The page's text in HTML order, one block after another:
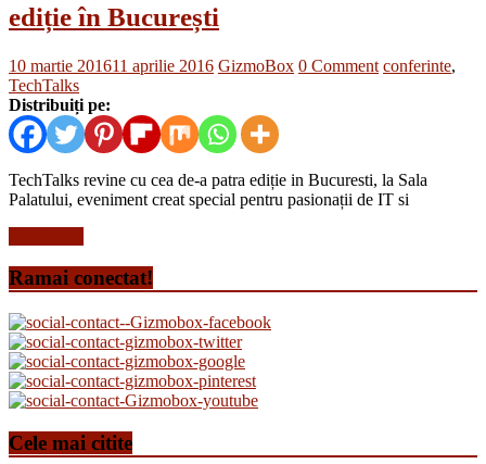
ediție în București
10 martie 201611 aprilie 2016 GizmoBox 0 Comment conferinte,
TechTalks
Distribuiți pe:
TechTalks revine cu cea de-a patra ediție in Bucuresti, la Sala
Palatului, eveniment creat special pentru pasionații de IT si
Ramai conectat!
Cele mai citite